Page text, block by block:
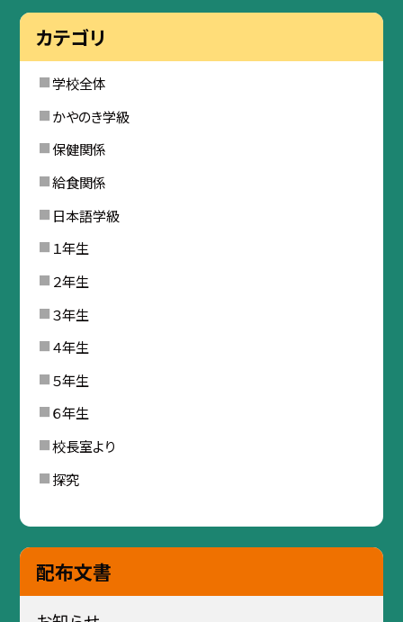
カテゴリ
学校全体
かやのき学級
保健関係
給食関係
日本語学級
１年生
２年生
３年生
４年生
５年生
６年生
校長室より
探究
配布文書